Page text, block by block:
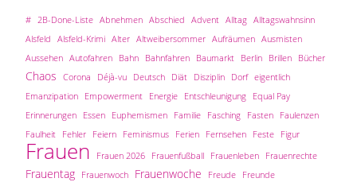
# 2B-Done-Liste Abnehmen Abschied Advent Alltag Alltagswahnsinn
Alsfeld Alsfeld-Krimi Alter Altweibersommer Aufräumen Ausmisten
Aussehen Autofahren Bahn Bahnfahren Baumarkt Berlin Brillen Bücher
Chaos Corona Déjà-vu Deutsch Diät Disziplin Dorf eigentlich
Emanzipation Empowerment Energie Entschleunigung Equal Pay
Erinnerungen Essen Euphemismen Familie Fasching Fasten Faulenzen
Faulheit Fehler Feiern Feminismus Ferien Fernsehen Feste Figur
Frauen Frauen 2026 Frauenfußball Frauenleben Frauenrechte
Frauentag Frauenwoch Frauenwoche Freude Freunde